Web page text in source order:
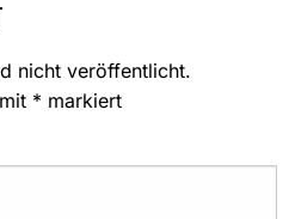
nicht veröffentlicht.
* markiert